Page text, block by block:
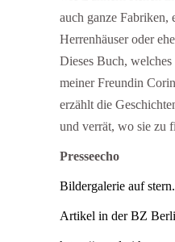
auch ganze
Herrenhäuser oder
Dieses Buch,
meiner Freundin
erzählt die
und verrät, wo sie zu
Presseecho
Bildergalerie auf
Artikel in der BZ